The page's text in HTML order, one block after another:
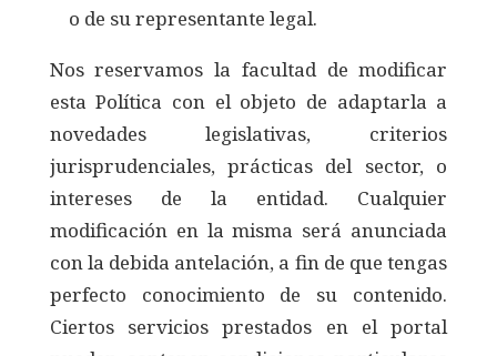
o de su representante legal.
Nos reservamos la facultad de modificar
esta Política con el objeto de adaptarla a
novedades legislativas, criterios
jurisprudenciales, prácticas del sector, o
intereses de la entidad. Cualquier
modificación en la misma será anunciada
con la debida antelación, a fin de que tengas
perfecto conocimiento de su contenido.
Ciertos servicios prestados en el portal